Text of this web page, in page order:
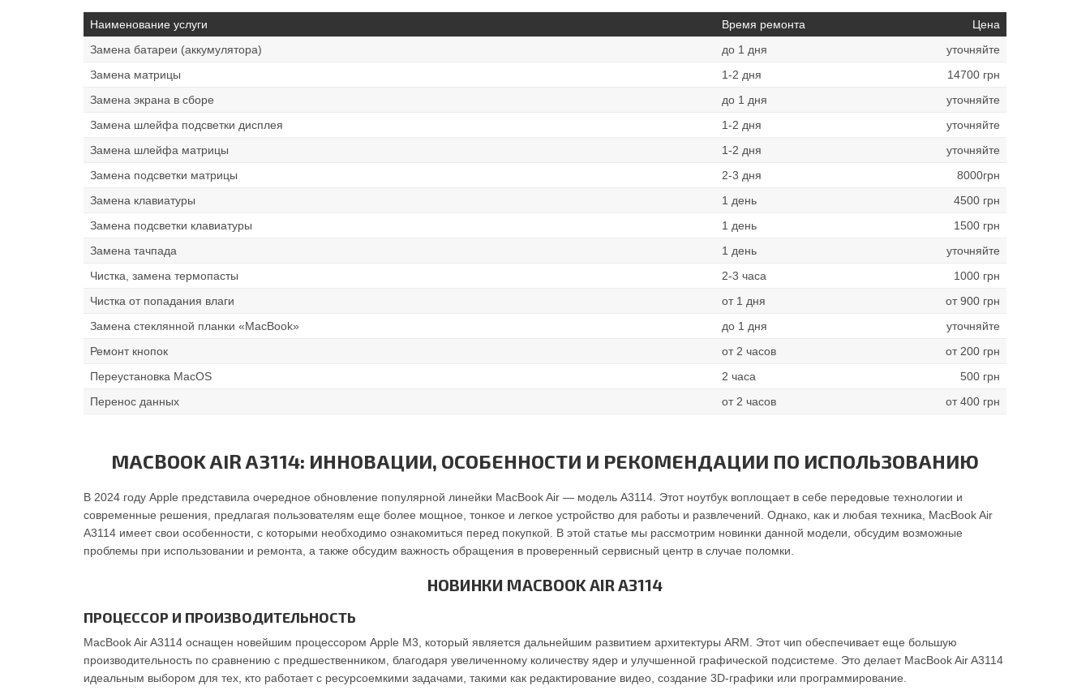
Наименование услуги Время ремонта
Цена
Замена батареи (аккумулятора)
до 1 дня
уточняйте
Замена матрицы
1-2 дня
14700 грн
Замена экрана в сборе
до 1 дня
уточняйте
Замена шлейфа подсветки дисплея
1-2 дня
уточняйте
Замена шлейфа матрицы
1-2 дня
уточняйте
Замена подсветки матрицы
2-3 дня
8000грн
Замена клавиатуры
1 день
4500 грн
Замена подсветки клавиатуры
1 день
1500 грн
Замена тачпада
1 день
уточняйте
Чистка, замена термопасты
2-3 часа
1000 грн
Чистка от попадания влаги
от 1 дня
от 900 грн
Замена стеклянной планки «MacBook»
до 1 дня
уточняйте
Ремонт кнопок
от 2 часов
от 200 грн
Переустановка MacOS
2 часа
500 грн
Перенос данных
от 2 часов от 400 грн
MACBOOK AIR A3114: ИННОВАЦИИ, ОСОБЕННОСТИ И РЕКОМЕНДАЦИИ ПО ИСПОЛЬЗОВАНИЮ
В 2024 году Apple представила очередное обновление популярной линейки MacBook Air — модель A3114. Этот ноутбук воплощает в себе передовые технологии и
современные решения, предлагая пользователям еще более мощное, тонкое и легкое устройство для работы и развлечений. Однако, как и любая техника, MacBook Air
A3114 имеет свои особенности, с которыми необходимо ознакомиться перед покупкой. В этой статье мы рассмотрим новинки данной модели, обсудим возможные
проблемы при использовании и ремонта, а также обсудим важность обращения в проверенный сервисный центр в случае поломки.
НОВИНКИ MACBOOK AIR A3114
ПРОЦЕССОР И ПРОИЗВОДИТЕЛЬНОСТЬ
MacBook Air A3114 оснащен новейшим процессором Apple M3, который является дальнейшим развитием архитектуры ARM. Этот чип обеспечивает еще большую
производительность по сравнению с предшественником, благодаря увеличенному количеству ядер и улучшенной графической подсистеме. Это делает MacBook Air A3114
идеальным выбором для тех, кто работает с ресурсоемкими задачами, такими как редактирование видео, создание 3D-графики или программирование.